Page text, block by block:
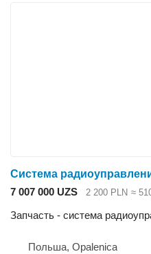
7 007 000 UZS 2 200 PLN ≈
Запчасть - система
Польша, Opalenica